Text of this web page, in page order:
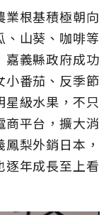
根基積極朝向
、山葵、咖啡等
嘉義縣政府成功
小番茄、反季節
級水果，不只
商平台，擴大消
梨外銷日本，
逐年成長至上看